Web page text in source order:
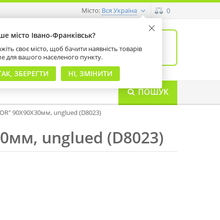
місто Івано-Франківськ?
своє місто, щоб бачити наявність товарів
для вашого населеного пункту.
ЗБЕРЕГТИ НІ, ЗМІНИТИ
Місто: Вся Україна 0
0
на суму 0 грн
ПОШУК
90Х90Х30мм, unglued (D8023)
unglued (D8023)